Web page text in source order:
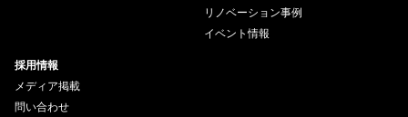
リノベーション事例
イベント情報
採用情報
メディア掲載
問い合わせ